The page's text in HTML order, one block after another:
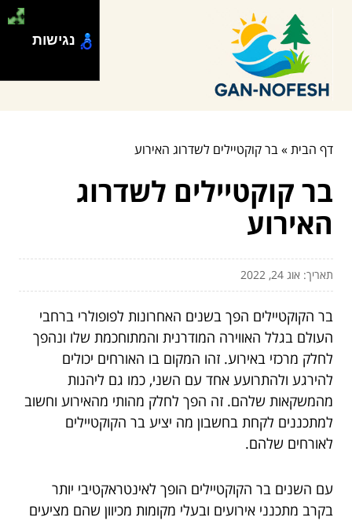
דף הבית»בר קוקטיילים לשדרוג האירוע
בר קוקטיילים לשדרוג
האירוע
תאריך: אוג 24, 2022
בר הקוקטיילים הפך בשנים האחרונות לפופולרי ברחבי
העולם בגלל האווירה המודרנית והמתוחכמת שלו ונהפך
לחלק מרכזי באירוע. זהו המקום בו האורחים יכולים
להירגע ולהתרועע אחד עם השני, כמו גם ליהנות
מהמשקאות שלהם. זה הפך לחלק מהותי מהאירוע וחשוב
למתכננים לקחת בחשבון מה יציע בר הקוקטיילים
לאורחים שלהם.
עם השנים בר הקוקטיילים הופך לאינטראקטיבי יותר
בקרב מתכנני אירועים ובעלי מקומות מכיוון שהם מציעים
נגישות